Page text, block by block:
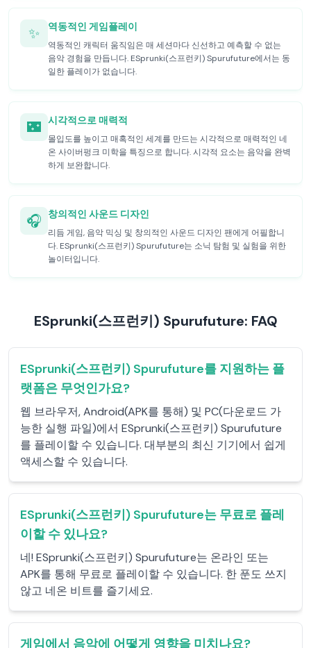
✨ 역동적인 게임플레이
역동적인 캐릭터 움직임은 매 세션마다 신선하고 예측할 수 없는
음악 경험을 만듭니다. ESprunki(스프런키) Spurufuture에서는 동
일한 플레이가 없습니다.
🌃 시각적으로 매력적
몰입도를 높이고 매혹적인 세계를 만드는 시각적으로 매력적인 네
온 사이버펑크 미학을 특징으로 합니다. 시각적 요소는 음악을 완벽
하게 보완합니다.
🎧 창의적인 사운드 디자인
리듬 게임, 음악 믹싱 및 창의적인 사운드 디자인 팬에게 어필합니
다. ESprunki(스프런키) Spurufuture는 소닉 탐험 및 실험을 위한
놀이터입니다.
ESprunki(스프런키) Spurufuture: FAQ
ESprunki(스프런키) Spurufuture를 지원하는 플
랫폼은 무엇인가요?
웹 브라우저, Android(APK를 통해) 및 PC(다운로드 가
능한 실행 파일)에서 ESprunki(스프런키) Spurufuture
를 플레이할 수 있습니다. 대부분의 최신 기기에서 쉽게
액세스할 수 있습니다.
ESprunki(스프런키) Spurufuture는 무료로 플레
이할 수 있나요?
네! ESprunki(스프런키) Spurufuture는 온라인 또는
APK를 통해 무료로 플레이할 수 있습니다. 한 푼도 쓰지
않고 네온 비트를 즐기세요.
게임에서 음악에 어떻게 영향을 미치나요?